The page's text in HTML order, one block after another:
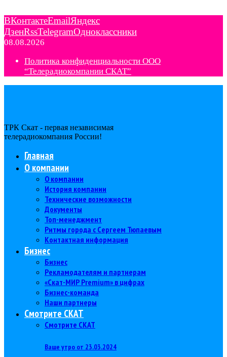
ВКонтактеEmailЯндекс
ДзенRssTelegramОдноклассники
08.08.2026
Политика конфиденциальности ООО
“Телерадиокомпании СКАТ”
ТРК Скат - первая независимая
телерадиокомпания Роcсии!
Главная
О компании
О компании
История компании
Технические возможности
Документы
Топ-менеджмент
Ритмы города с Сергеем Тюпаевым
Контактная информация
Бизнес
Бизнес
Рекламодателям и партнерам
«Скат-МИР Premium» в цифрах
Бизнес-команда
Наши партнеры
Смотрите СКАТ
Смотрите СКАТ
Ваше утро от 23.03.2024